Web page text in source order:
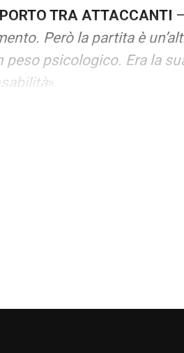
TRA ATTACCANTI
Però la partita è
peso psicologico. Era la
».
ERA ESSERE UN